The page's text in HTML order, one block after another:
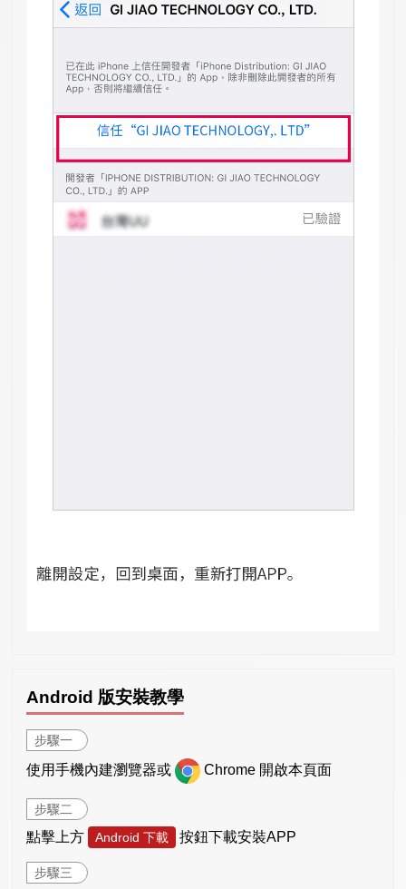
Android 版安裝教學
步驟一
使用手機內建瀏覽器或 Chrome 開啟本頁面
步驟二
點擊上方 Android 下載 按鈕下載安裝APP
步驟三